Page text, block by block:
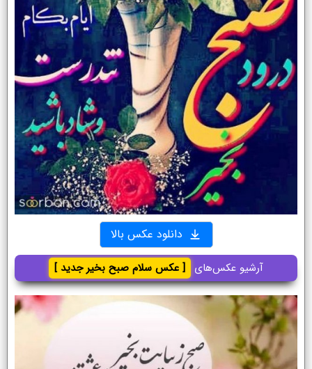
دانلود عکس بالا
آرشیو عکس‌های [ عکس سلام صبح بخیر جدید ]